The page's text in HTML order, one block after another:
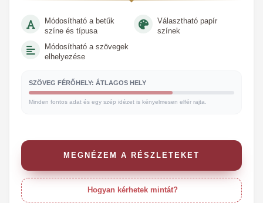
Módosítható a betűk
színe és típusa
Választható papír
színek
Módosítható a szövegek
elhelyezése
SZÖVEG FÉRŐHELY: ÁTLAGOS HELY
Minden fontos adat és egy szép idézet is kényelmesen elfér rajta.
MEGNÉZEM A RÉSZLETEKET
Hogyan kérhetek mintát?